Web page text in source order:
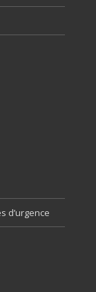
d’urgence